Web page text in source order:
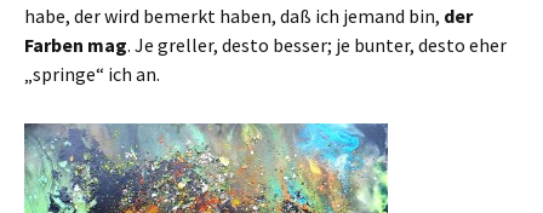
habe, der wird bemerkt haben, daß ich jemand bin, der
Farben mag. Je greller, desto besser; je bunter, desto eher
„springe“ ich an.